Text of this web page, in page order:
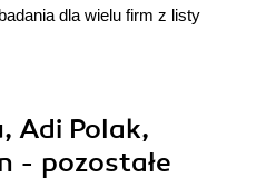
dla wielu firm z listy
Adi Polak,
- pozostałe